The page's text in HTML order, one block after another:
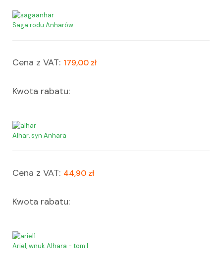
Saga rodu Anharów
Cena z VAT: 179,00 zł
Kwota rabatu:
Alhar, syn Anhara
Cena z VAT: 44,90 zł
Kwota rabatu:
Ariel, wnuk Alhara - tom I